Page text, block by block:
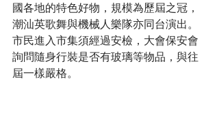
國各地的特色好物，規模為歷屆之冠，
潮汕英歌舞與機械人樂隊亦同台演出。
市民進入市集須經過安檢，大會保安會
詢問隨身行裝是否有玻璃等物品，與往
屆一樣嚴格。